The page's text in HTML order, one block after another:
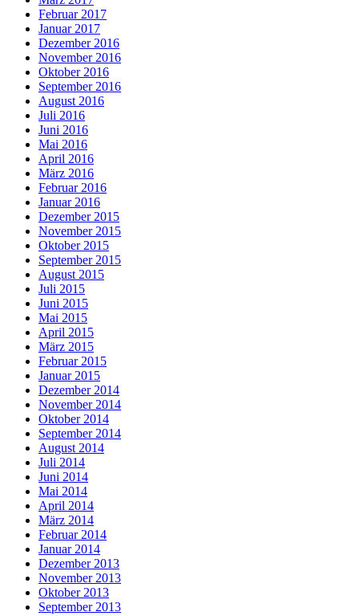
Februar 2017
Januar 2017
Dezember 2016
November 2016
Oktober 2016
September 2016
August 2016
Juli 2016
Juni 2016
Mai 2016
April 2016
März 2016
Februar 2016
Januar 2016
Dezember 2015
November 2015
Oktober 2015
September 2015
August 2015
Juli 2015
Juni 2015
Mai 2015
April 2015
März 2015
Februar 2015
Januar 2015
Dezember 2014
November 2014
Oktober 2014
September 2014
August 2014
Juli 2014
Juni 2014
Mai 2014
April 2014
März 2014
Februar 2014
Januar 2014
Dezember 2013
November 2013
Oktober 2013
September 2013